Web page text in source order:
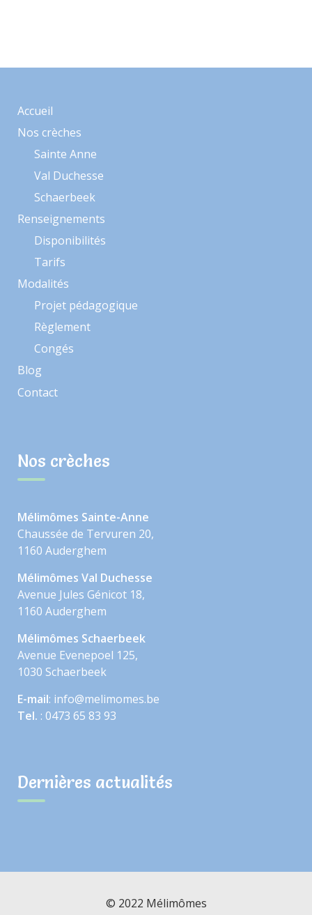
Accueil
Nos crèches
Sainte Anne
Val Duchesse
Schaerbeek
Renseignements
Disponibilités
Tarifs
Modalités
Projet pédagogique
Règlement
Congés
Blog
Contact
Nos crèches
Mélimômes Sainte-Anne
Chaussée de Tervuren 20,
1160 Auderghem
Mélimômes Val Duchesse
Avenue Jules Génicot 18,
1160 Auderghem
Mélimômes Schaerbeek
Avenue Evenepoel 125,
1030 Schaerbeek
E-mail: info@melimomes.be
Tel. : 0473 65 83 93
Dernières actualités
© 2022 Mélimômes